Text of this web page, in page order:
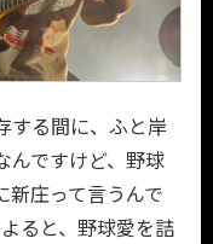
する間に、ふと岸
んですけど、野球
新庄って言うんで
ると、野球愛を詰